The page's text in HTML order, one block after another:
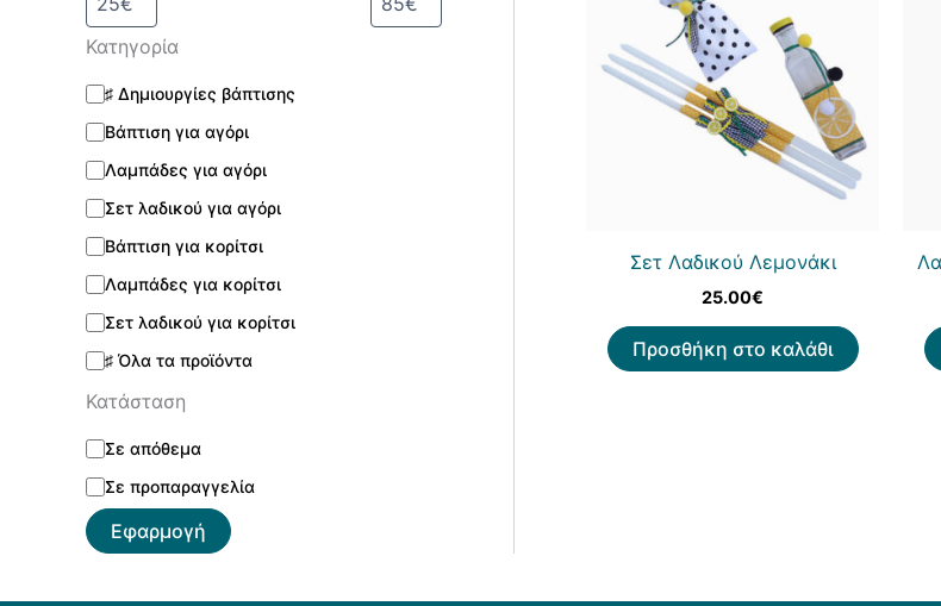
Κατηγορία
♯ Δημιουργίες βάπτισης
Βάπτιση για αγόρι
Λαμπάδες για αγόρι
Σετ λαδικού για αγόρι
Βάπτιση για κορίτσι
Λαμπάδες για κορίτσι
Σετ λαδικού για κορίτσι
♯ Όλα τα προϊόντα
Κατάσταση
Σε απόθεμα
Σε προπαραγγελία
Εφαρμογή
Σετ Λαδικού Λεμονάκι
25.00€
Προσθήκη στο καλάθι